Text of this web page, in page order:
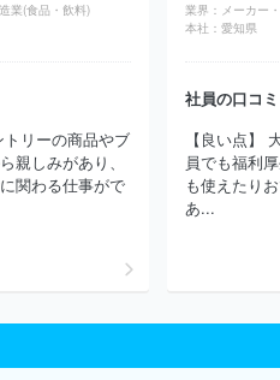
株式会社カトープレジャーグルー
業(食品・飲料)
トリーの商品やブ
親しみがあり、
関わる仕事がで
業界： メーカー
本社： 愛知県
社員の口コミ
【良い点】
員でも福利
も使えたり
あ...